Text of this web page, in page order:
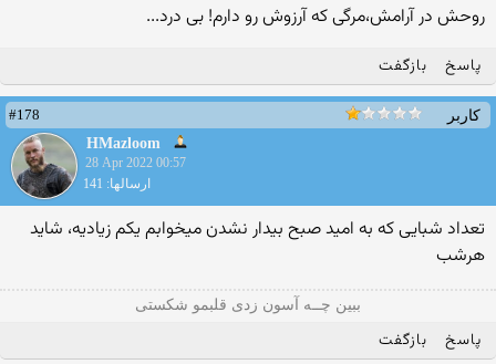
روحش در آرامش،مرگی که آرزوش رو دارم! بی درد...
پاسخ بازگفت
کاربر
#178
HMazloom
28 Apr 2022 00:57
ارسالها: 141
تعداد شبایی که به امید صبح بیدار نشدن میخوابم یکم زیادیه، شاید
هرشب
ببین چــه آسون زدی قلبمو شکستی
پاسخ بازگفت